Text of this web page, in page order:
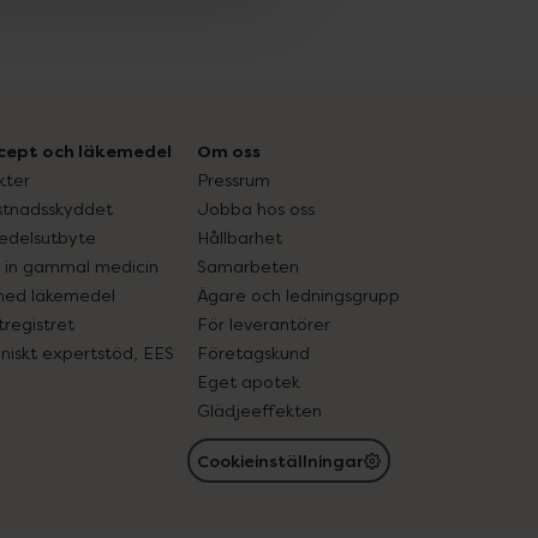
och läkemedel
in gammal medicin
läkemedel
expertstöd, EES
Om oss
Pressrum
Jobba hos oss
Hållbarhet
Samarbeten
Ägare och ledningsgrupp
För leverantörer
Företagskund
Eget apotek
Glädjeeffekten
Cookieinställningar